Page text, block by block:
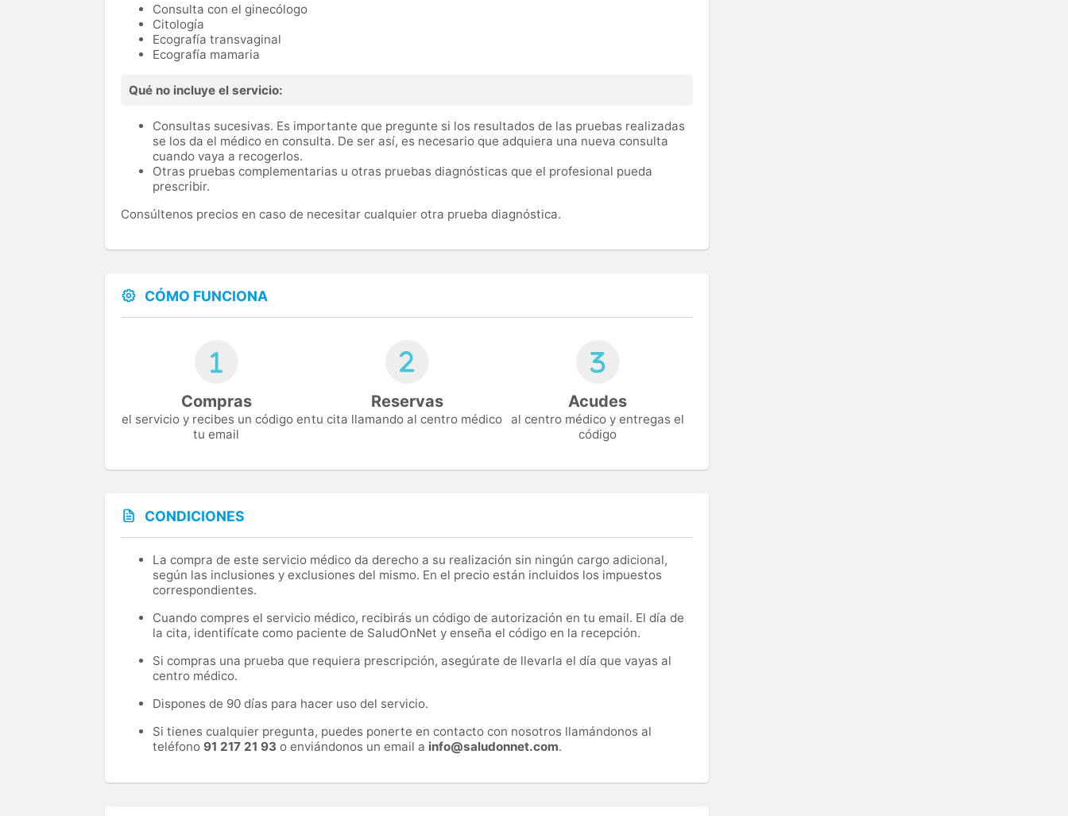
Consulta con el ginecólogo
Citología
Ecografía transvaginal
Ecografía mamaria
Qué no incluye el servicio:
Consultas sucesivas. Es importante que pregunte si los resultados de las pruebas realizadas
se los da el médico en consulta. De ser así, es necesario que adquiera una nueva consulta
cuando vaya a recogerlos.
Otras pruebas complementarias u otras pruebas diagnósticas que el profesional pueda
prescribir.
Consúltenos precios en caso de necesitar cualquier otra prueba diagnóstica.
CÓMO FUNCIONA
Compras
el servicio y recibes un código en
tu email
Reservas
tu cita llamando al centro médico
Acudes
al centro médico y entregas el
código
CONDICIONES
La compra de este servicio médico da derecho a su realización sin ningún cargo adicional,
según las inclusiones y exclusiones del mismo. En el precio están incluidos los impuestos
correspondientes.
Cuando compres el servicio médico, recibirás un código de autorización en tu email. El día de
la cita, identifícate como paciente de SaludOnNet y enseña el código en la recepción.
Si compras una prueba que requiera prescripción, asegúrate de llevarla el día que vayas al
centro médico.
Dispones de 90 días para hacer uso del servicio.
Si tienes cualquier pregunta, puedes ponerte en contacto con nosotros llamándonos al
teléfono 91 217 21 93 o enviándonos un email a info@saludonnet.com.